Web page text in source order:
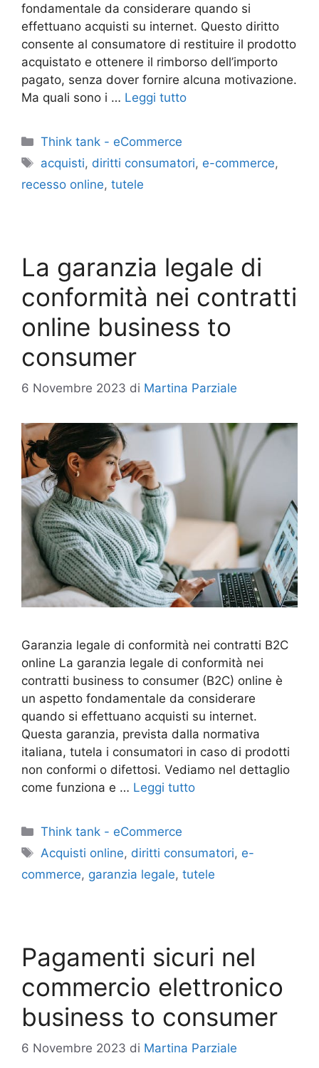
fondamentale da considerare quando si
effettuano acquisti su internet. Questo diritto
consente al consumatore di restituire il prodotto
acquistato e ottenere il rimborso dell’importo
pagato, senza dover fornire alcuna motivazione.
Ma quali sono i … Leggi tutto
Categorie
Think tank - eCommerce
Tag
acquisti, diritti consumatori, e-commerce,
recesso online, tutele
La garanzia legale di
conformità nei contratti
online business to
consumer
6 Novembre 2023 di Martina Parziale
Garanzia legale di conformità nei contratti B2C
online La garanzia legale di conformità nei
contratti business to consumer (B2C) online è
un aspetto fondamentale da considerare
quando si effettuano acquisti su internet.
Questa garanzia, prevista dalla normativa
italiana, tutela i consumatori in caso di prodotti
non conformi o difettosi. Vediamo nel dettaglio
come funziona e … Leggi tutto
Categorie
Think tank - eCommerce
Tag
Acquisti online, diritti consumatori, e-
commerce, garanzia legale, tutele
Pagamenti sicuri nel
commercio elettronico
business to consumer
6 Novembre 2023 di Martina Parziale